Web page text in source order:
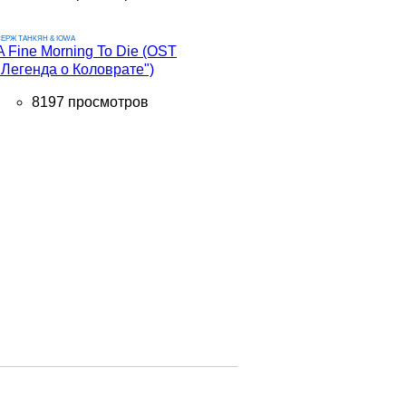
ТАНКЯН & IOWA
Fine Morning To Die (OST
о Коловрате")
8197 просмотров